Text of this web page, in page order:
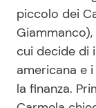
piccolo dei
cui decide di
americana e
la finanza.